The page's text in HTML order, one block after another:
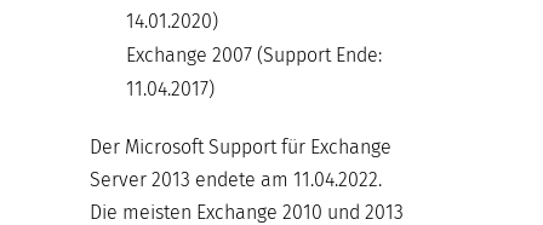
14.01.2020)
Exchange 2007 (Support Ende:
11.04.2017)
Der Microsoft Support für Exchange
Server 2013 endete am 11.04.2022.
Die meisten Exchange 2010 und 2013